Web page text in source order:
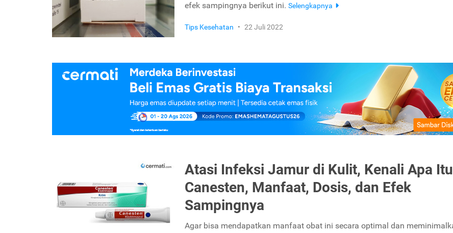
efek sampingnya berikut ini. Selengkapnya
Tips Kesehatan • 22 Juli 2022
Atasi Infeksi Jamur di Kulit, Kenali Apa Itu
Canesten, Manfaat, Dosis, dan Efek
Sampingnya
Agar bisa mendapatkan manfaat obat ini secara optimal dan